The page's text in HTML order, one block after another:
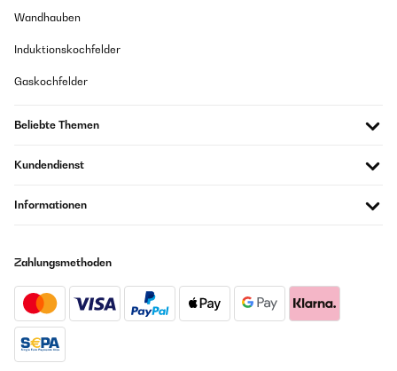
Wandhauben
Induktionskochfelder
Gaskochfelder
Beliebte Themen
Kundendienst
Informationen
Zahlungsmethoden